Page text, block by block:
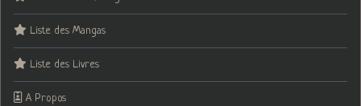
Liste des Mangas
Liste des Livres
A Propos